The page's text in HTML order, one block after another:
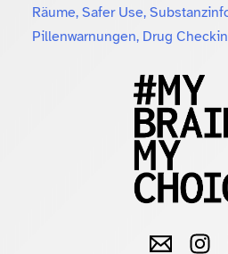
Räume, Safer Use,
Pillenwarnungen, Drug